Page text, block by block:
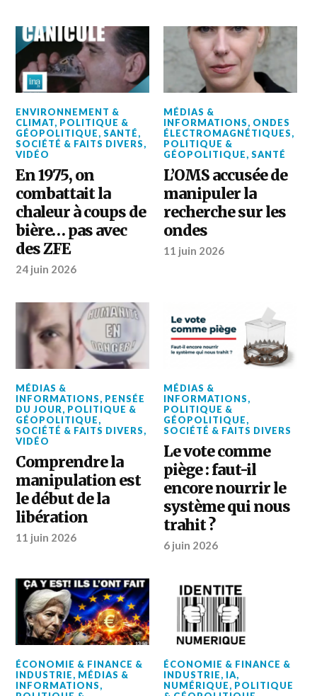
ENVIRONNEMENT &
CLIMAT, POLITIQUE &
GÉOPOLITIQUE,SANTÉ,
SOCIÉTÉ & FAITS DIVERS,
VIDÉO
En 1975, on
combattait la
chaleur à coups de
bière… pas avec
des ZFE
24 juin 2026
MÉDIAS &
INFORMATIONS, ONDES
ÉLECTROMAGNÉTIQUES,
POLITIQUE &
GÉOPOLITIQUE,SANTÉ
L’OMS accusée de
manipuler la
recherche sur les
ondes
11 juin 2026
MÉDIAS &
INFORMATIONS, PENSÉE
DU JOUR, POLITIQUE &
GÉOPOLITIQUE,
SOCIÉTÉ & FAITS DIVERS,
VIDÉO
Comprendre la
manipulation est
le début de la
libération
11 juin 2026
MÉDIAS &
INFORMATIONS,
POLITIQUE &
GÉOPOLITIQUE,
SOCIÉTÉ & FAITS DIVERS
Le vote comme
piège : faut-il
encore nourrir le
système qui nous
trahit ?
6 juin 2026
ÉCONOMIE & FINANCE &
INDUSTRIE, MÉDIAS &
INFORMATIONS,
ÉCONOMIE & FINANCE &
INDUSTRIE, IA,
NUMÉRIQUE, POLITIQUE